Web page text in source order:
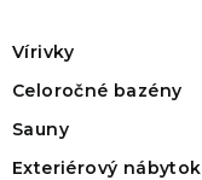
Vírivky
Celoročné bazény
Sauny
Exteriérový nábytok